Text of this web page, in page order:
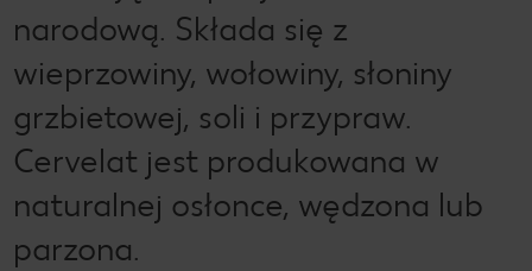
narodową. Składa się z
wieprzowiny, wołowiny, słoniny
grzbietowej, soli i przypraw.
Cervelat jest produkowana w
naturalnej osłonce, wędzona lub
parzona.